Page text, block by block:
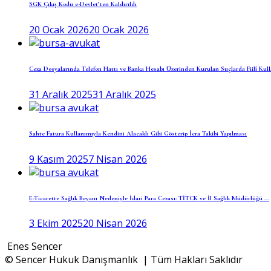
SGK Çıkış Kodu e-Devlet’ten Kaldırıldı
20 Ocak 202620 Ocak 2026
Ceza Dosyalarında Telefon Hattı ve Banka Hesabı Üzerinden Kurulan Suçlarda Fiilî
31 Aralık 202531 Aralık 2025
Sahte Fatura Kullanımıyla Kendini Alacaklı Gibi Gösterip İcra Takibi Yapılması
9 Kasım 20257 Nisan 2026
E-Ticarette Sağlık Beyanı Nedeniyle İdari Para Cezası: TİTCK ve İl Sağlık Müdürlüğü ...
3 Ekim 202520 Nisan 2026
Enes Sencer
© Sencer Hukuk Danışmanlık | Tüm Hakları Saklıdır